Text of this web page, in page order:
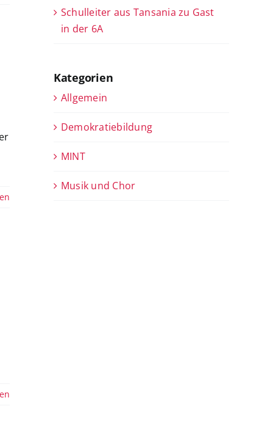
Schulleiter aus Tansania zu Gast
in der 6A
Kategorien
Allgemein
Demokratiebildung
MINT
Musik und Chor